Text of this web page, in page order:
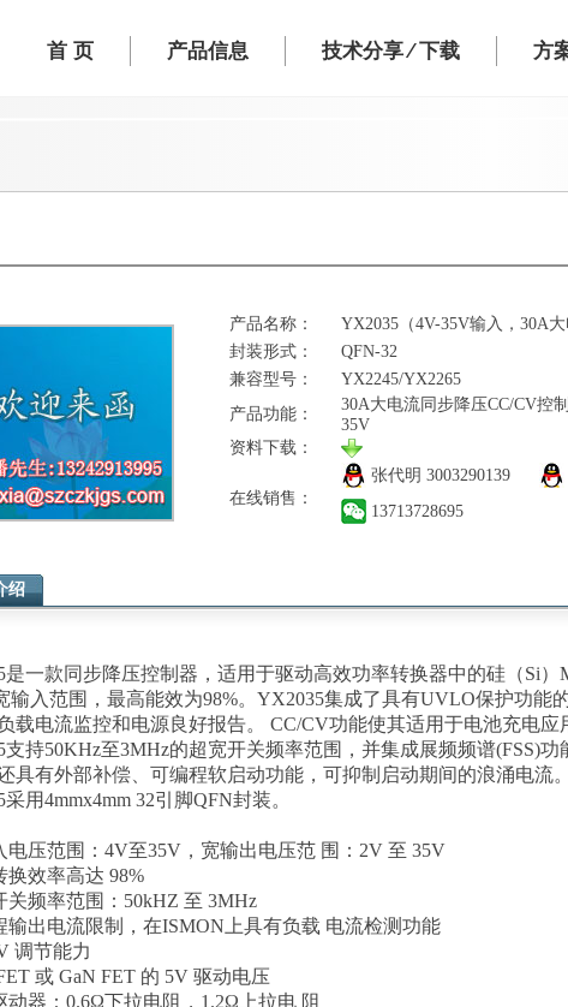
首 页 产品信息 技术分享 ⁄ 下载 方
产品名称：
YX2035（4V-35V输入，30A大
封装形式：
QFN-32
兼容型号：
YX2245/YX2265
产品功能：
30A大电流同步降压CC/CV控
35V
资料下载：
在线销售：
张代明 3003290139
13713728695
绍
是一款同步降压控制器，适用于驱动高效功率转换器中的硅（Si
输入范围，最高能效为98%。YX2035集成了具有UVLO保护功能
载电流监控和电源良好报告。 CC/CV功能使其适用于电池充电应
支持50KHz至3MHz的超宽开关频率范围，并集成展频频谱(FSS)
具有外部补偿、可编程软启动功能，可抑制启动期间的浪涌电流
用4mmx4mm 32引脚QFN封装。
电压范围：4V至35V，宽输出电压范 围：2V 至 35V
换效率高达 98%
关频率范围：50kHZ 至 3MHz
输出电流限制，在ISMON上具有负载 电流检测功能
调节能力
或 GaN FET 的 5V 驱动电压
动器：0.6Ω下拉电阻，1.2Ω上拉电 阻